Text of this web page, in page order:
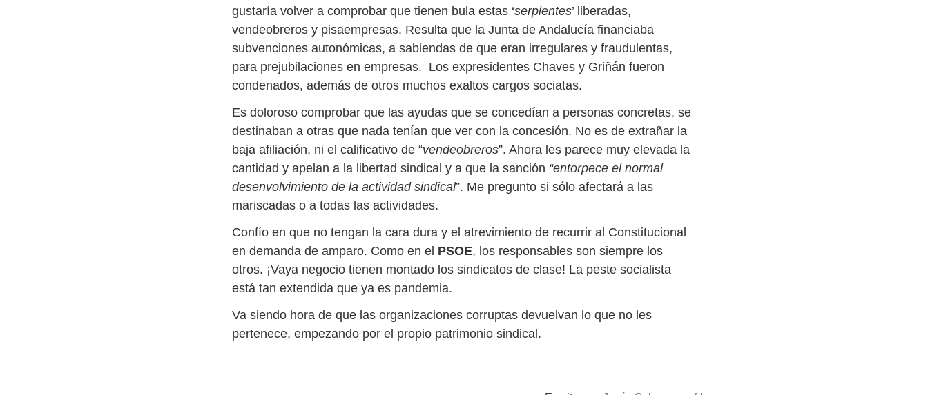
gustaría volver a comprobar que tienen bula estas ‘serpientes’ liberadas,
vendeobreros y pisaempresas. Resulta que la Junta de Andalucía financiaba
subvenciones autonómicas, a sabiendas de que eran irregulares y fraudulentas,
para prejubilaciones en empresas. Los expresidentes Chaves y Griñán fueron
condenados, además de otros muchos exaltos cargos sociatas.
Es doloroso comprobar que las ayudas que se concedían a personas concretas, se
destinaban a otras que nada tenían que ver con la concesión. No es de extrañar la
baja afiliación, ni el calificativo de “vendeobreros”. Ahora les parece muy elevada la
cantidad y apelan a la libertad sindical y a que la sanción “entorpece el normal
desenvolvimiento de la actividad sindical”. Me pregunto si sólo afectará a las
mariscadas o a todas las actividades.
Confío en que no tengan la cara dura y el atrevimiento de recurrir al Constitucional
en demanda de amparo. Como en el PSOE, los responsables son siempre los
otros. ¡Vaya negocio tienen montado los sindicatos de clase! La peste socialista
está tan extendida que ya es pandemia.
Va siendo hora de que las organizaciones corruptas devuelvan lo que no les
pertenece, empezando por el propio patrimonio sindical.